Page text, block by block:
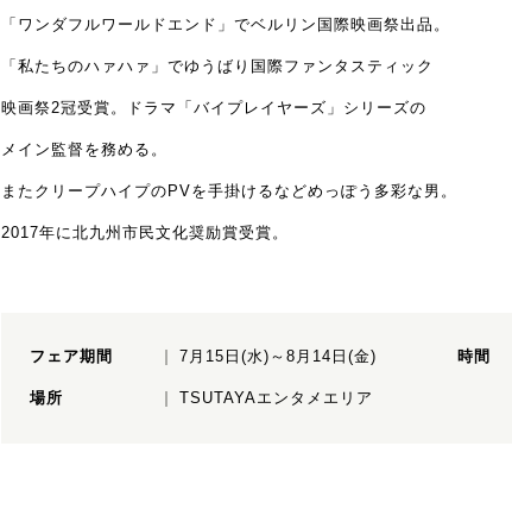
「ワンダフルワールドエンド」でベルリン国際映画祭出品。
「私たちのハァハァ」でゆうばり国際ファンタスティック
映画祭2冠受賞。ドラマ「バイプレイヤーズ」シリーズの
メイン監督を務める。
またクリープハイプのPVを手掛けるなどめっぽう多彩な男。
2017年に北九州市民文化奨励賞受賞。
フェア期間 7月15日(水)～8月14日(金) 時間
場所 TSUTAYAエンタメエリア